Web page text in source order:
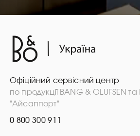
Офіційний сервісний центр
по продукції BANG & OLUFSEN
"Айсаппорт"
0 800 300 911